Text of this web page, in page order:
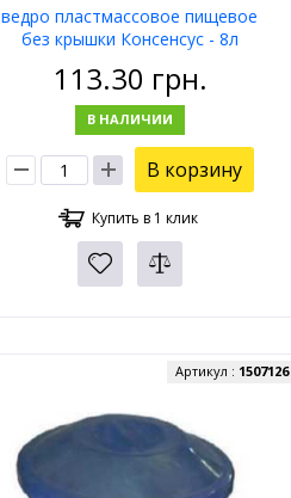
ведро пластмассовое пищевое
без крышки Консенсус - 8л
113.30 грн.
В НАЛИЧИИ
В корзину
Купить в 1 клик
Артикул : 1507126